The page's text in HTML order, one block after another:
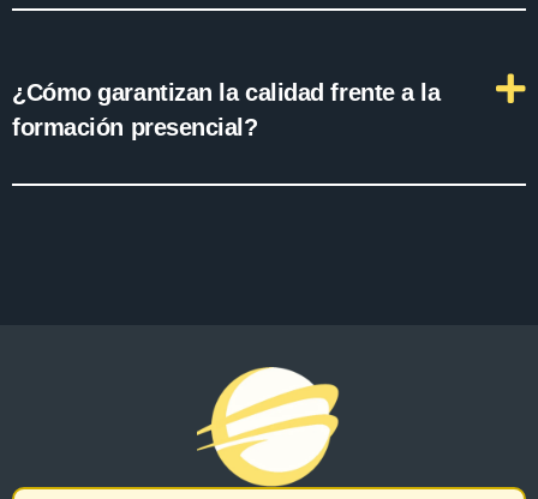
¿Cómo garantizan la calidad frente a la
formación presencial?